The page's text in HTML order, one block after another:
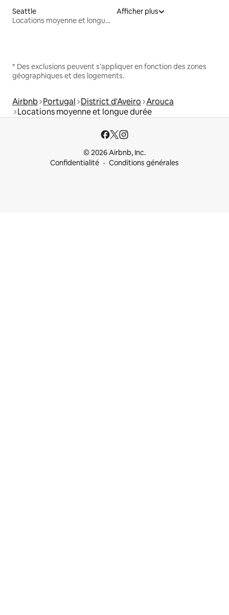
Seattle
Locations moyenne et longue durée
Afficher plus
* Des exclusions peuvent s'appliquer en fonction des zones
géographiques et des logements.
Airbnb Portugal District d'Aveiro Arouca
Locations moyenne et longue durée
© 2026 Airbnb, Inc.
Confidentialité
Conditions générales